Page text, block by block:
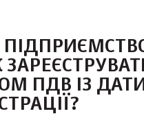
ПДВ ІЗ ДАТИ